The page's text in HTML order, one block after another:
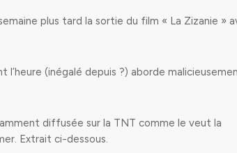
plus tard la sortie du film « La Zizanie »
(inégalé depuis ?) aborde
diffusée sur la TNT comme le veut la
Extrait ci-dessous.